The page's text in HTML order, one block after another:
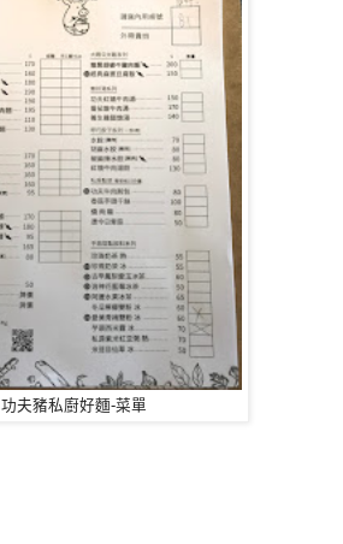
功夫豬私廚好麵-菜單